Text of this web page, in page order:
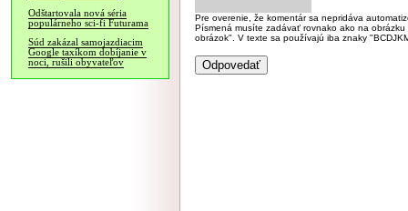
Odštartovala nová séria
populárneho sci-fi Futurama
Súd zakázal samojazdiacim
Google taxíkom dobíjanie v
noci, rušili obyvateľov
Pre overenie, že komentár sa nepridáva
Písmená musíte zadávať rovnako ako na
obrázok". V texte sa používajú iba znaky